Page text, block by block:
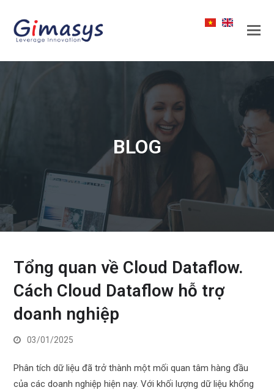
BLOG
Tổng quan về Cloud Dataflow.
Cách Cloud Dataflow hỗ trợ
doanh nghiệp
03/01/2025
Phân tích dữ liệu đã trở thành một mối quan tâm hàng đầu
của các doanh nghiệp hiện nay. Với khối lượng dữ liệu khổng